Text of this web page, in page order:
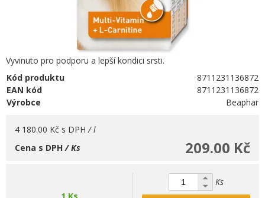
Vyvinuto pro podporu a lepší kondici srsti.
Kód produktu
8711231136872
EAN kód
8711231136872
Výrobce
Beaphar
4 180.00 Kč s DPH / l
209.00 Kč
Cena s DPH/ Ks
Ks